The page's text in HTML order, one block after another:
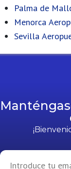
Palma de
Menorca
Sevilla